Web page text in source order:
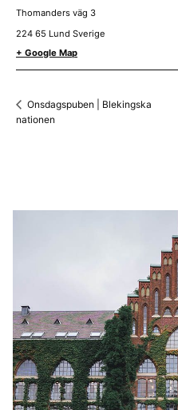
Thomanders väg 3
224 65 Lund Sverige
+ Google Map
Onsdagspuben | Blekingska
nationen